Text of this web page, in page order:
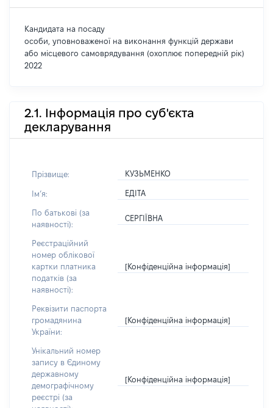
Кандидата на посаду
особи, уповноваженої на виконання функцій держави
або місцевого самоврядування (охоплює попередній рік)
2022
2.1. Інформація про суб'єкта
декларування
Прізвище: КУЗЬМЕНКО
Імʼя: ЕДІТА
По батькові (за
наявності):
СЕРГІЇВНА
Реєстраційний
номер облікової
картки платника
податків (за
наявності):
[Конфіденційна інформація]
Реквізити паспорта
громадянина
України:
[Конфіденційна інформація]
Унікальний номер
запису в Єдиному
державному
демографічному
реєстрі (за
[Конфіденційна інформація]